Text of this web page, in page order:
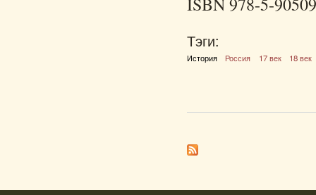
Тэги:
История Россия 17 век 18 век